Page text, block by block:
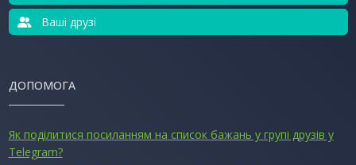
Ваші друзі
ДОПОМОГА
Як поділитися посиланням на список бажань у групі друзів у
Telegram?